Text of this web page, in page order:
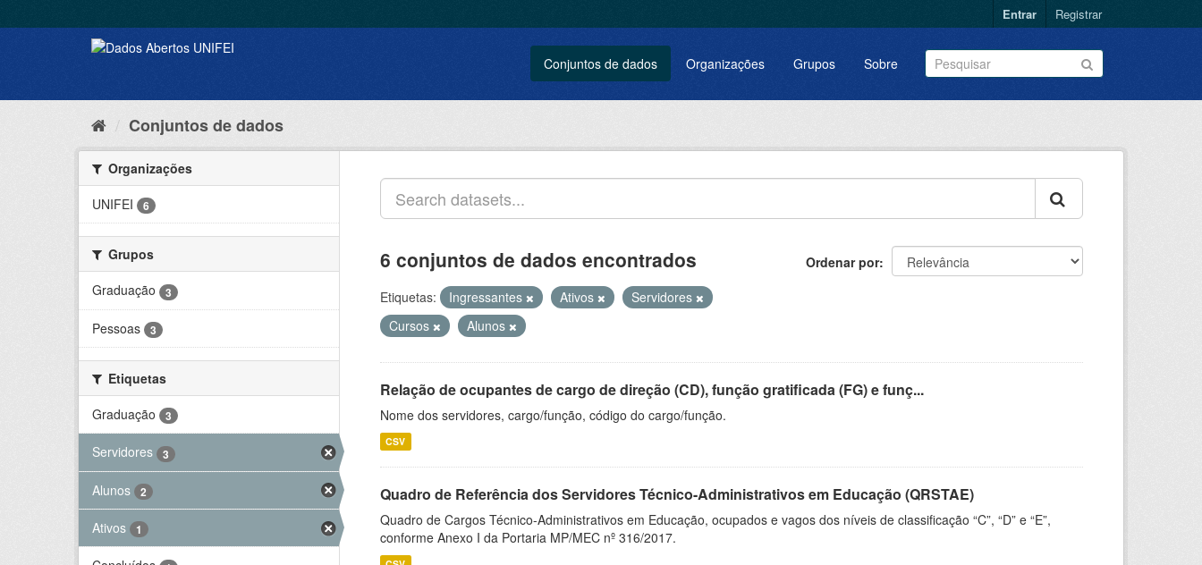
Entrar Registrar
Conjuntos de dados Organizações Grupos Sobre
Conjuntos de dados
Organizações
UNIFEI
6
Grupos
Graduação
3
Pessoas 3
Etiquetas
Graduação
3
Servidores 3
Alunos 2
Ativos 1
Ordenar por
6 conjuntos de dados encontrados
Etiquetas: Ingressantes Ativos
Servidores
Cursos
Alunos
Relação de ocupantes de cargo de direção (CD), função gratificada (FG) e funç...
Nome dos servidores, cargo/função, código do cargo/função.
CSV
Quadro de Referência dos Servidores Técnico-Administrativos em Educação (QRSTAE)
Quadro de Cargos Técnico-Administrativos em Educação, ocupados e vagos dos níveis de classificação “C”, “D” e “E”,
conforme Anexo I da Portaria MP/MEC nº 316/2017.